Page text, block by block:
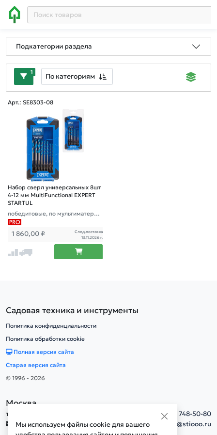
Подкатегории раздела
1 По категориям
Арт.: SE8303-08
Набор сверл универсальных 8шт
4-12 мм MultiFunctional EXPERT
STARTUL
победитовые, по мультиматериа
лам
1 860,00 ₽
След.поставка
13.11.2026 г.
Мы используем файлы cookie для вашего
Садовая техника и инструменты
Политика конфиденциальности
Политика обработки cookie
Полная версия сайта
Старая версия сайта
© 1996 - 2026
Москва
тел.
+7(495) 748-50-80
info@stiooo.ru